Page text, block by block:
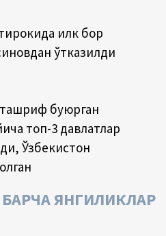
илк бор
ўтказилди
буюрган
топ-3 давлатлар
Ўзбекистон
БАРЧА ЯНГИЛИКЛАР